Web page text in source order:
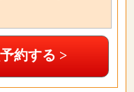
約する >